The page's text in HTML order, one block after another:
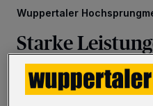
Wuppertaler
Starke
Sporthalle